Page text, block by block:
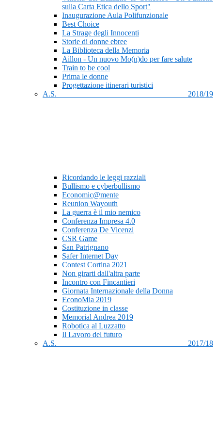
sulla Carta Etica dello Sport"
Inaugurazione Aula Polifunzionale
Best Choice
La Strage degli Innocenti
Storie di donne ebree
La Biblioteca della Memoria
Aillon - Un nuovo Mo(n)do per fare salute
Train to be cool
Prima le donne
Progettazione itinerari turistici
A.S. 2018/19
Ricordando le leggi razziali
Bullismo e cyberbullismo
Economic@mente
Reunion Wayouth
La guerra è il mio nemico
Conferenza Impresa 4.0
Conferenza De Vicenzi
CSR Game
San Patrignano
Safer Internet Day
Contest Cortina 2021
Non girarti dall'altra parte
Incontro con Fincantieri
Giornata Internazionale della Donna
EconoMia 2019
Costituzione in classe
Memorial Andrea 2019
Robotica al Luzzatto
Il Lavoro del futuro
A.S. 2017/18